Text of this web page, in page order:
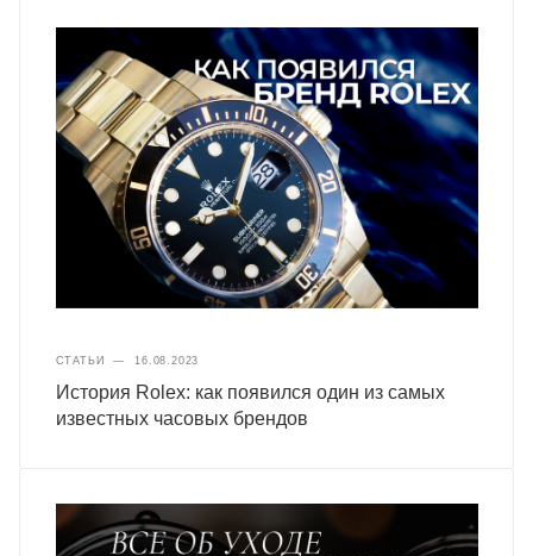
СТАТЬИ — 16.08.2023
История Rolex: как появился один из самых
известных часовых брендов